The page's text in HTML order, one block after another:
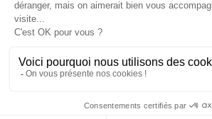
Refuser